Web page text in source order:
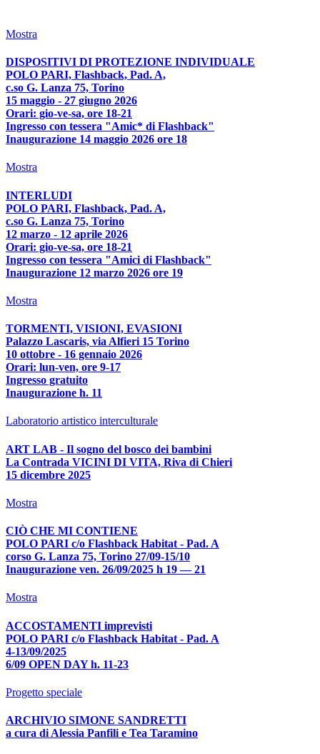
Mostra
DISPOSITIVI DI PROTEZIONE INDIVIDUALE
POLO PARI, Flashback, Pad. A,
c.so G. Lanza 75, Torino
15 maggio - 27 giugno 2026
Orari: gio-ve-sa, ore 18-21
Ingresso con tessera "Amic* di Flashback"
Inaugurazione 14 maggio 2026 ore 18
Mostra
INTERLUDI
POLO PARI, Flashback, Pad. A,
c.so G. Lanza 75, Torino
12 marzo - 12 aprile 2026
Orari: gio-ve-sa, ore 18-21
Ingresso con tessera "Amici di Flashback"
Inaugurazione 12 marzo 2026 ore 19
Mostra
TORMENTI, VISIONI, EVASIONI
Palazzo Lascaris, via Alfieri 15 Torino
10 ottobre - 16 gennaio 2026
Orari: lun-ven, ore 9-17
Ingresso gratuito
Inaugurazione h. 11
Laboratorio artistico interculturale
ART LAB - Il sogno del bosco dei bambini
La Contrada VICINI DI VITA, Riva di Chieri
15 dicembre 2025
Mostra
CIÒ CHE MI CONTIENE
POLO PARI c/o Flashback Habitat - Pad. A
corso G. Lanza 75, Torino 27/09-15/10
Inaugurazione ven. 26/09/2025 h 19 — 21
Mostra
ACCOSTAMENTI imprevisti
POLO PARI c/o Flashback Habitat - Pad. A
4-13/09/2025
6/09 OPEN DAY h. 11-23
Progetto speciale
ARCHIVIO SIMONE SANDRETTI
a cura di Alessia Panfili e Tea Taramino